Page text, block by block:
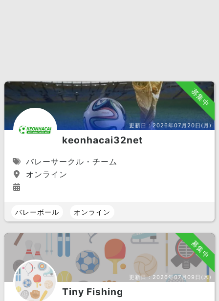
募集中
更新日：2026年07月20日(月)
keonhacai32net
バレーサークル・チーム
オンライン
バレーボール オンライン
募集中
更新日：2026年07月09日(木)
Tiny Fishing